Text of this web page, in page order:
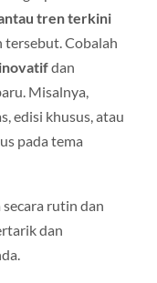
tren terkini
tersebut. Cobalah
dan
Misalnya,
edisi khusus, atau
pada tema
rutin dan
dan